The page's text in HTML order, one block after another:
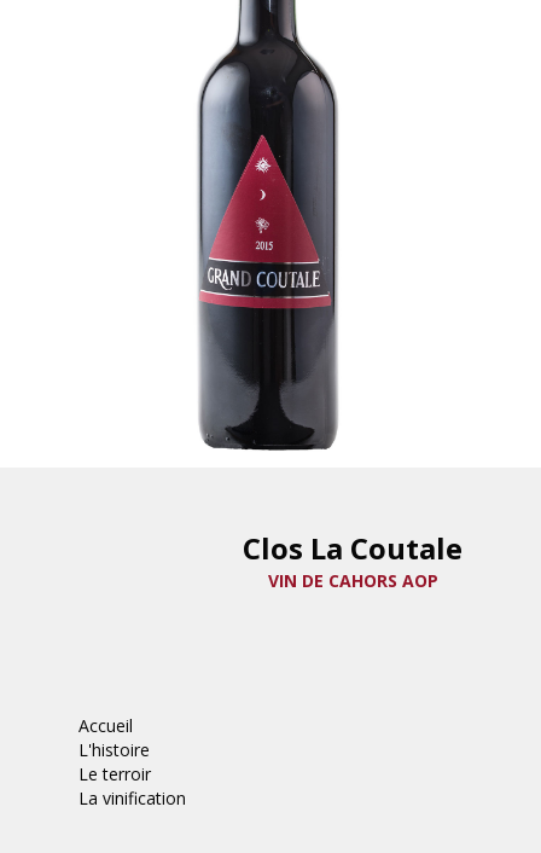
Clos La Coutale
VIN DE CAHORS AOP
Accueil
L'histoire
Le terroir
La vinification